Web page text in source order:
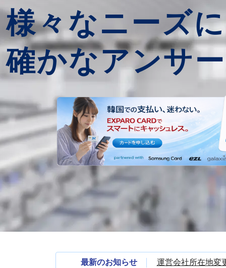
様々なニーズに
確かなアンサ
最新のお知らせ 運営会社所在地変